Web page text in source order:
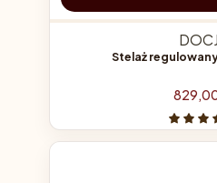
Stelaż
Cena